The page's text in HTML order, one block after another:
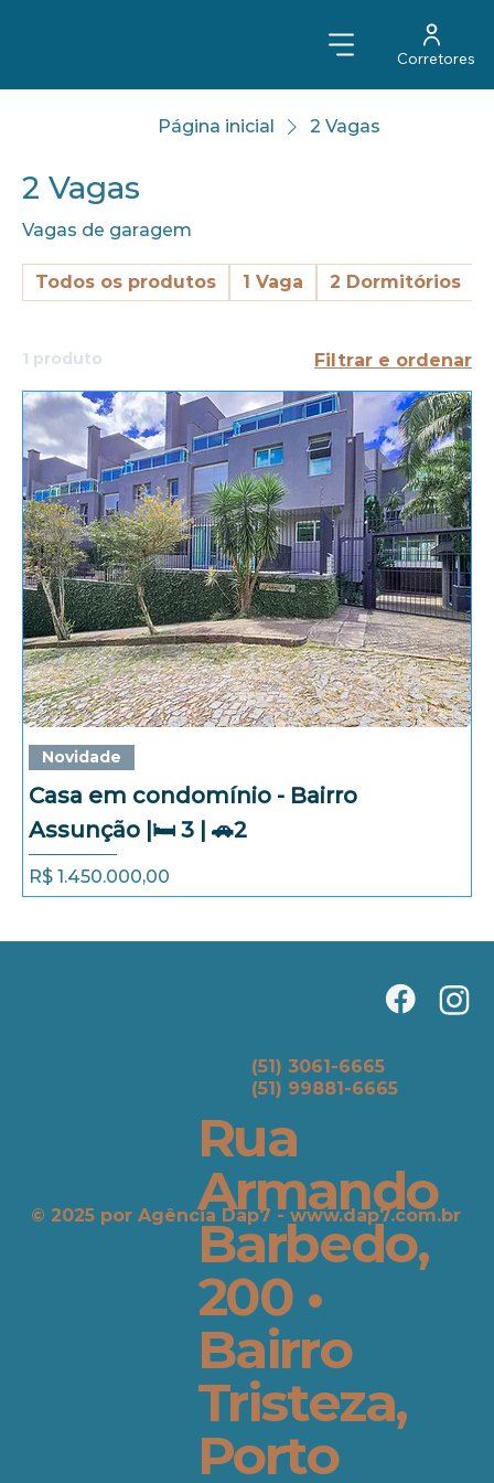
Corretores
Página inicial 2 Vagas
2 Vagas
Vagas de garagem
Todos os produtos 1 Vaga 2 Dormitórios
1 produto Filtrar e ordenar
Novidade
Casa em condomínio - Bairro
Assunção |🛏️ 3 | 🚗2
Preço
R$ 1.450.000,00
© 2025 por ​Agência Dap7 -www.dap7.com.br
Rua
Armando
Barbedo,
200 •
Bairro
Tristeza,
Porto
(51) 3061-6665
(51) 99881-6665